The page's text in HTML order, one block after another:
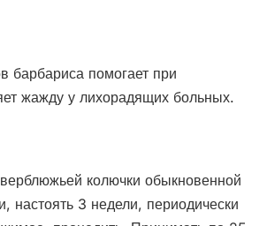
барбариса помогает при
жажду у лихорадящих больных.
колючки обыкновенной
настоять 3 недели, периодически